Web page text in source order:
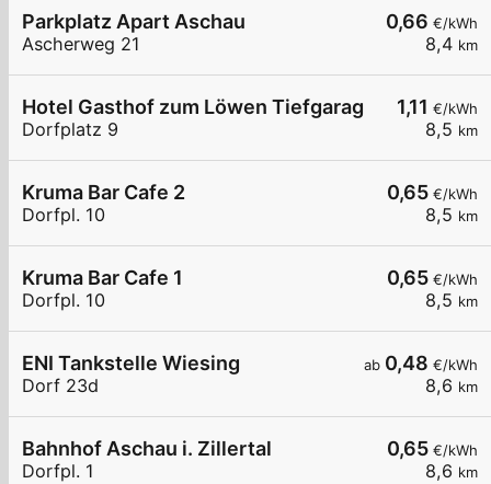
0,66 €/kWh
8,4 km
Parkplatz Apart Aschau
Ascherweg 21
1,11 €/kWh
8,5 km
Hotel Gasthof zum Löwen Tiefgarage
Dorfplatz 9
0,65 €/kWh
8,5 km
Kruma Bar Cafe 2
Dorfpl. 10
0,65 €/kWh
8,5 km
Kruma Bar Cafe 1
Dorfpl. 10
ab 0,48 €/kWh
8,6 km
ENI Tankstelle Wiesing
Dorf 23d
0,65 €/kWh
8,6 km
Bahnhof Aschau i. Zillertal
Dorfpl. 1